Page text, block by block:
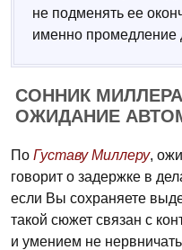
не подменять ее
именно промедление
СОННИК
ОЖИДАНИЕ
По Густаву Миллеру,
говорит о задержке в
если Вы сохраняете
такой сюжет связан с
и умением не